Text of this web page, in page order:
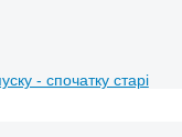
- спочатку старі